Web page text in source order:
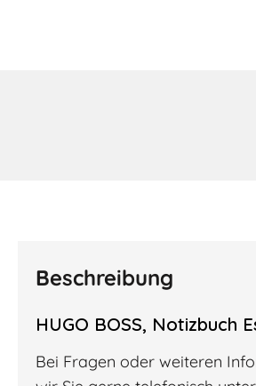
Beschreibung
HUGO BOSS, Notizbuch
Bei Fragen oder weiteren